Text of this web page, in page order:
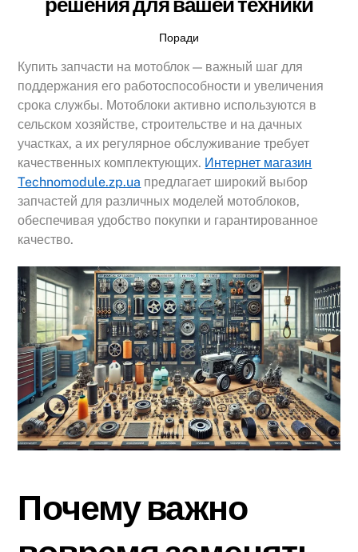
Поради
Купить запчасти на мотоблок — важный шаг для
поддержания его работоспособности и увеличения
срока службы. Мотоблоки активно используются в
сельском хозяйстве, строительстве и на дачных
участках, а их регулярное обслуживание требует
качественных комплектующих. Интернет магазин
Technomodule.zp.ua предлагает широкий выбор
запчастей для различных моделей мотоблоков,
обеспечивая удобство покупки и гарантированное
качество.
Почему важно